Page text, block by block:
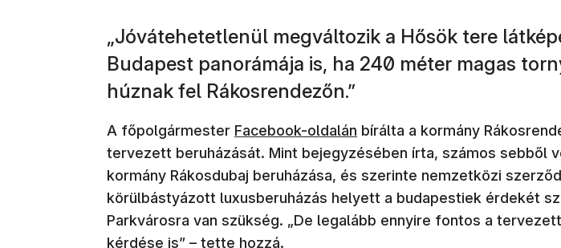
„Jóvátehetetlenül megváltozik a Hősök tere
Budapest panorámája is, ha 240 méter magas
húznak fel Rákosrendezőn.”
A főpolgármester (új ablakban nyílik meg)
Facebook-oldalán bírálta a kormány
tervezett beruházását. Mint bejegyzésében írta, számos sebből
kormány Rákosdubaj beruházása, és szerinte nemzetközi
körülbástyázott luxusberuházás helyett a budapestiek érdekét
Parkvárosra van szükség. „De legalább ennyire fontos a
kérdése is” – tette hozzá.